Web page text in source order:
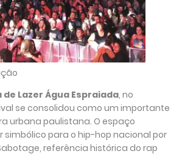
de Lazer Água Espraiada, no
se consolidou como um importante
urbana paulistana. O espaço
para o hip-hop nacional por
referência histórica do rap